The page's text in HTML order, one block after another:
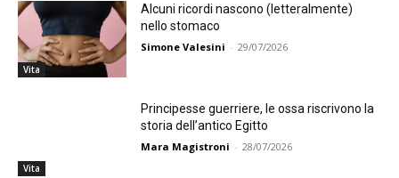
Vita
Alcuni ricordi nascono (letteralmente)
nello stomaco
Simone Valesini - 29/07/2026
Vita
Principesse guerriere, le ossa riscrivono la
storia dell’antico Egitto
Mara Magistroni - 28/07/2026